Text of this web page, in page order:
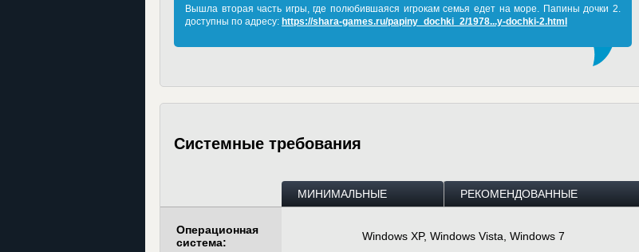
Вышла вторая часть игры, где полюбившаяся игрокам семья едет на море. Папины дочки 2.
доступны по адресу: https://shara-games.ru/papiny_dochki_2/1978...y-dochki-2.html
Системные требования
МИНИМАЛЬНЫЕ РЕКОМЕНДОВАННЫЕ
Операционная
система:
Windows XP, Windows Vista, Windows 7